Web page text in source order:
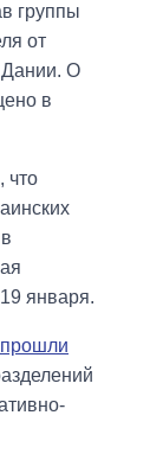
группы
от
Дании. О
в
что
января.
прошли